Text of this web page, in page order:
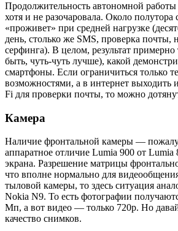
Продолжительность автономной
хотя и не разочаровала. Около полутора
«проживет» при средней нагрузке
день, столько же SMS, проверка почты,
серфинга). В целом, результат
быть, чуть-чуть лучше), какой
смартфоны. Если ограничиться только
возможностями, а в интернет выходить
Fi для проверки почты, то можно
Камера
Наличие фронтальной камеры —
аппаратное отличие Lumia 900 от
экрана. Разрешение матрицы
что вполне нормально для
тыловой камеры, то здесь ситуация
Nokia N9. То есть фотографии
Мп, а вот видео — только 720р. Но
качество снимков.